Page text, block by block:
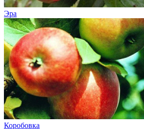
Эра
Коробовка